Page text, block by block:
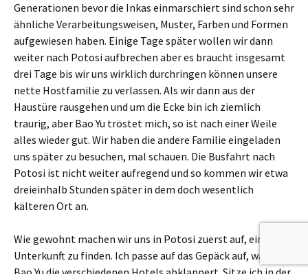
Generationen bevor die Inkas einmarschiert sind schon sehr
ähnliche Verarbeitungsweisen, Muster, Farben und Formen
aufgewiesen haben. Einige Tage später wollen wir dann
weiter nach Potosi aufbrechen aber es braucht insgesamt
drei Tage bis wir uns wirklich durchringen können unsere
nette Hostfamilie zu verlassen. Als wir dann aus der
Haustüre rausgehen und um die Ecke bin ich ziemlich
traurig, aber Bao Yu tröstet mich, so ist nach einer Weile
alles wieder gut. Wir haben die andere Familie eingeladen
uns später zu besuchen, mal schauen. Die Busfahrt nach
Potosi ist nicht weiter aufregend und so kommen wir etwa
dreieinhalb Stunden später in dem doch wesentlich
kälteren Ort an.
Wie gewohnt machen wir uns in Potosi zuerst auf, eine
Unterkunft zu finden. Ich passe auf das Gepäck auf, während